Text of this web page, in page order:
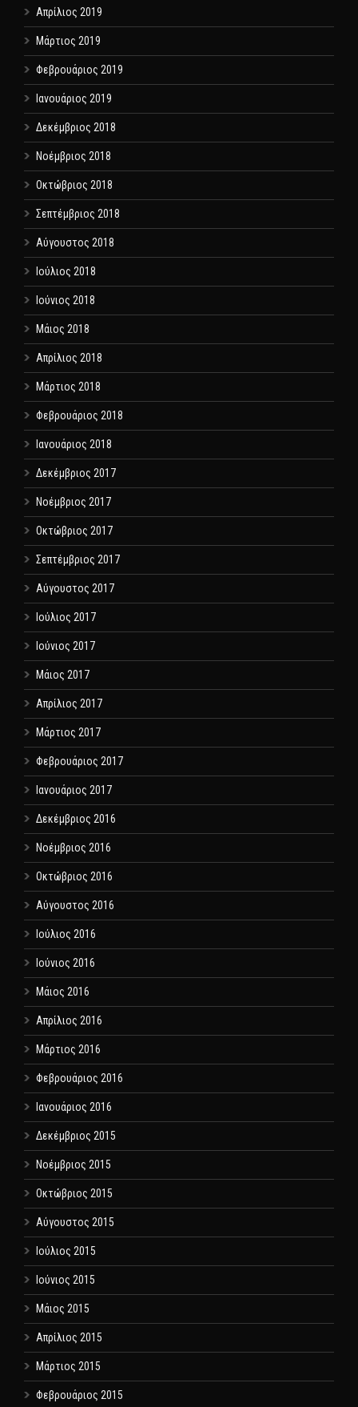
Απρίλιος 2019
Μάρτιος 2019
Φεβρουάριος 2019
Ιανουάριος 2019
Δεκέμβριος 2018
Νοέμβριος 2018
Οκτώβριος 2018
Σεπτέμβριος 2018
Αύγουστος 2018
Ιούλιος 2018
Ιούνιος 2018
Μάιος 2018
Απρίλιος 2018
Μάρτιος 2018
Φεβρουάριος 2018
Ιανουάριος 2018
Δεκέμβριος 2017
Νοέμβριος 2017
Οκτώβριος 2017
Σεπτέμβριος 2017
Αύγουστος 2017
Ιούλιος 2017
Ιούνιος 2017
Μάιος 2017
Απρίλιος 2017
Μάρτιος 2017
Φεβρουάριος 2017
Ιανουάριος 2017
Δεκέμβριος 2016
Νοέμβριος 2016
Οκτώβριος 2016
Αύγουστος 2016
Ιούλιος 2016
Ιούνιος 2016
Μάιος 2016
Απρίλιος 2016
Μάρτιος 2016
Φεβρουάριος 2016
Ιανουάριος 2016
Δεκέμβριος 2015
Νοέμβριος 2015
Οκτώβριος 2015
Αύγουστος 2015
Ιούλιος 2015
Ιούνιος 2015
Μάιος 2015
Απρίλιος 2015
Μάρτιος 2015
Φεβρουάριος 2015